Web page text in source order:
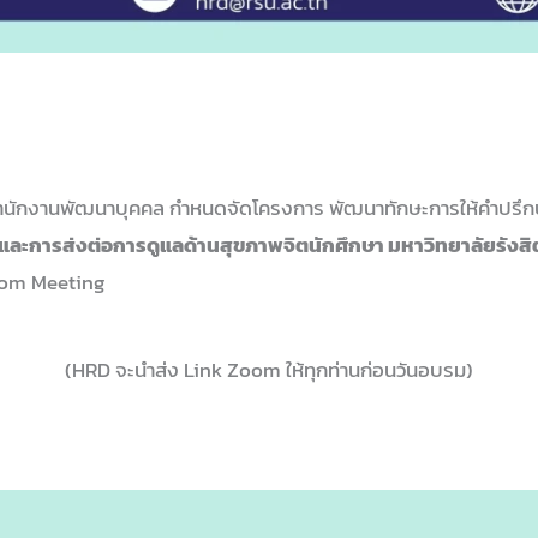
กงานพัฒนาบุคคล กำหนดจัดโครงการ พัฒนาทักษะการให้คำปรึ
ละการส่งต่อการดูแลด้านสุขภาพจิตนักศึกษา มหาวิทยาลัยรัง
Meeting
(HRD จะนำส่ง Link Zoom ให้ทุกท่านก่อนวันอบรม)